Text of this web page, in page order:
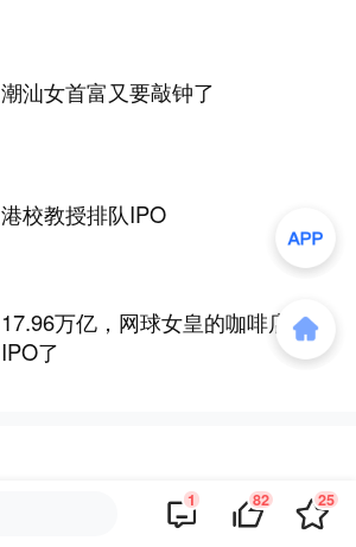
潮汕女首富又要敲钟了
港校教授排队IPO
17.96万亿，网球女皇的咖啡店要
IPO了
回复
1 82 25